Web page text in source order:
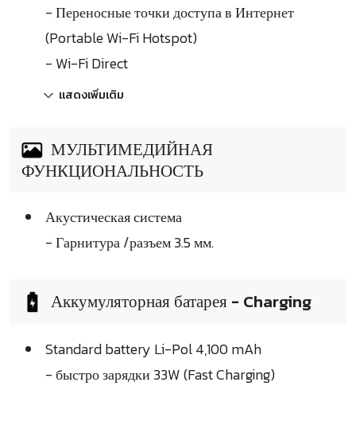
- Переносные точки доступа в Интернет
(Portable Wi-Fi Hotspot)
- Wi-Fi Direct
แสดงเพิ่มเติม
МУЛЬТИМЕДИЙНАЯ
ФУНКЦИОНАЛЬНОСТЬ
Акустическая система
- Гарнитура /разъем 3.5 мм.
Аккумуляторная батарея - Charging
Standard battery Li-Pol 4,100 mAh
- быстро зарядки 33W (Fast Charging)